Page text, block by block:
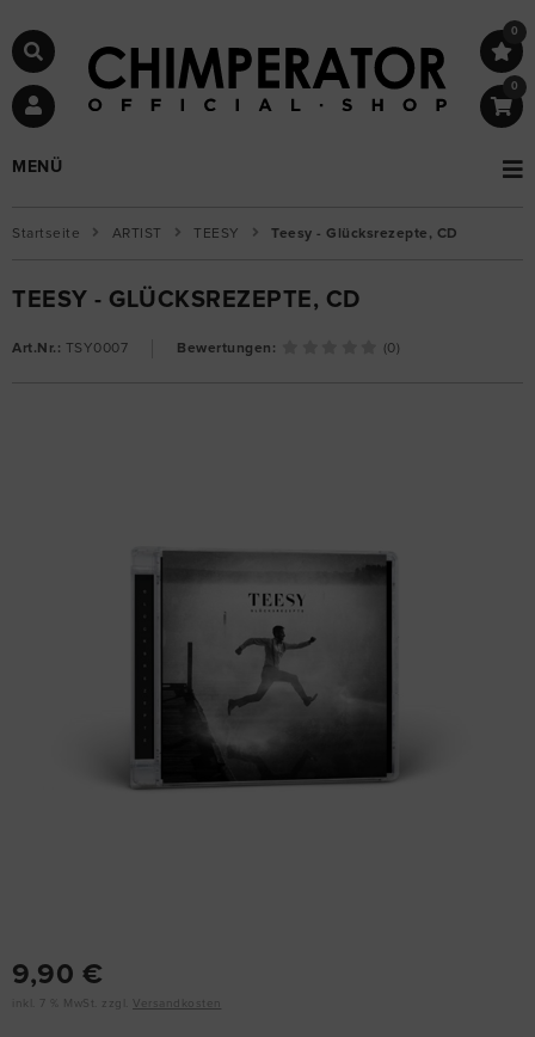
0
0
MENÜ
Startseite ARTIST TEESY Teesy - Glücksrezepte, CD
TEESY - GLÜCKSREZEPTE, CD
Art.Nr.: TSY0007 Bewertungen: (0)
9,90 €
inkl. 7 % MwSt. zzgl. Versandkosten